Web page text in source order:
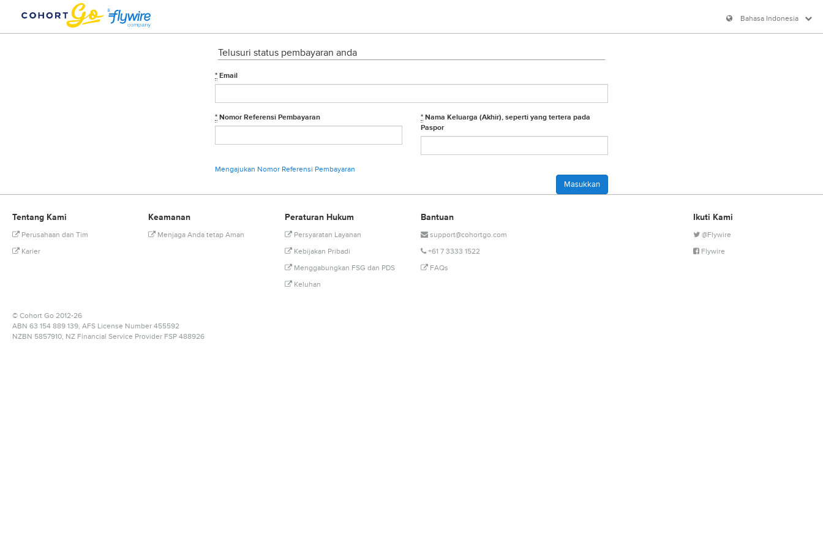
Bahasa Indonesia
Telusuri status pembayaran anda
* Email
* Nomor Referensi Pembayaran * Nama Keluarga (Akhir), seperti yang tertera pada
Paspor
Mengajukan Nomor Referensi Pembayaran
Tentang Kami
Perusahaan dan Tim
Karier
Keamanan
Menjaga Anda tetap Aman
Peraturan Hukum
Persyaratan Layanan
Kebijakan Pribadi
Menggabungkan FSG dan PDS
Keluhan
Bantuan
support@cohortgo.com
+61 7 3333 1522
FAQs
Ikuti Kami
@Flywire
Flywire
© Cohort Go 2012-26
ABN 63 154 889 139, AFS License Number 455592
NZBN 5857910, NZ Financial Service Provider FSP 488926